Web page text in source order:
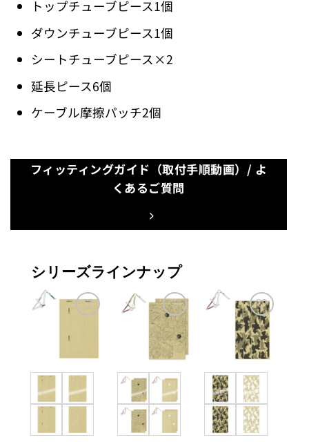
トップチューブピース1個
ダウンチューブピース1個
シートチューブピース×2
延長ピース6個
ケーブル摩擦パッチ2個
フィッティングガイド（取付手順動画）/ よ
くあるご質問
シリーズラインナップ
追加
お気
に入
りに
追加
お気
に入
りに
追加